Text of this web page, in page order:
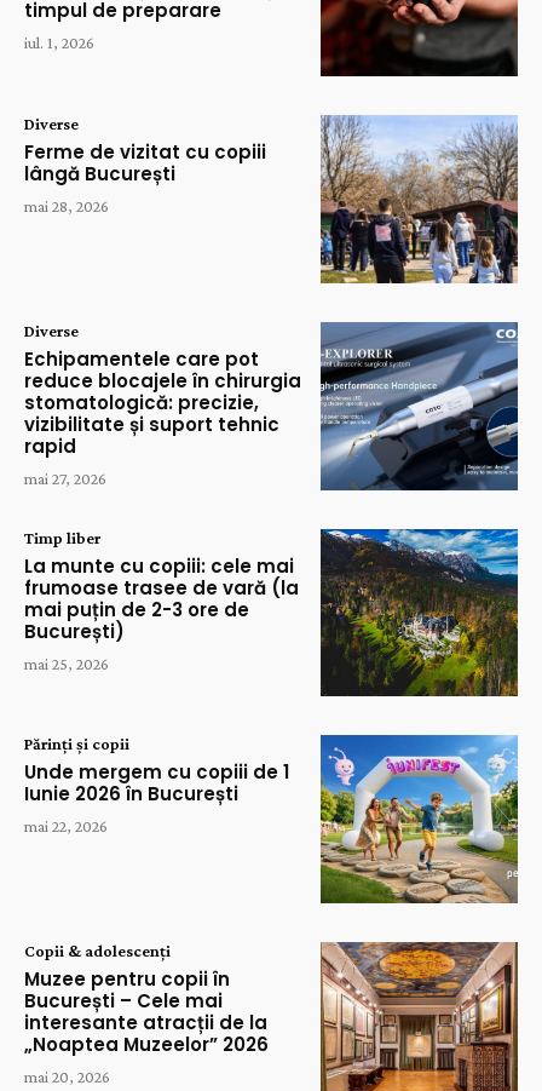
timpul de preparare
iul. 1, 2026
Diverse
Ferme de vizitat cu copiii
lângă București
mai 28, 2026
Diverse
Echipamentele care pot
reduce blocajele în chirurgia
stomatologică: precizie,
vizibilitate și suport tehnic
rapid
mai 27, 2026
Timp liber
La munte cu copiii: cele mai
frumoase trasee de vară (la
mai puțin de 2-3 ore de
București)
mai 25, 2026
Părinți și copii
Unde mergem cu copiii de 1
Iunie 2026 în București
mai 22, 2026
Copii & adolescenți
Muzee pentru copii în
București – Cele mai
interesante atracții de la
„Noaptea Muzeelor” 2026
mai 20, 2026